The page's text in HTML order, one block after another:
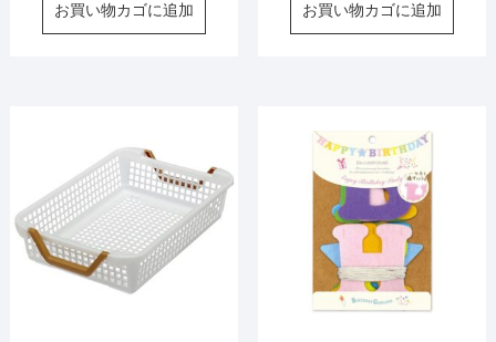
お買い物カゴに追加 お買い物カゴに追加